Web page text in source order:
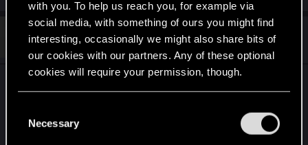
with you. To help us reach you, for example via
social media, with something of ours you might find
interesting, occasionally we might also share bits of
our cookies with our partners. Any of these optional
cookies will require your permission, though.
and tweak your preferences regarding them in the
Necessary
Alex8587 Fresh user
Mar 23, 2021
ok - wollte ich machen, aber anscheinend mögen